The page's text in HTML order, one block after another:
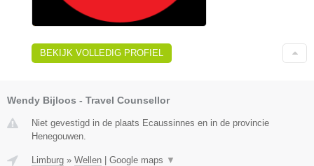
BEKIJK VOLLEDIG PROFIEL
Wendy Bijloos - Travel Counsellor
Niet gevestigd in de plaats Ecaussinnes en in de provincie
Henegouwen.
Limburg » Wellen Google maps ▼